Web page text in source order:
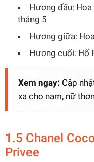
Hương đầu:
tháng 5
Hương giữa:
Hương cuối: Hổ
Xem ngay: Cập
xa cho nam, nữ
1.5 Chanel
Privee